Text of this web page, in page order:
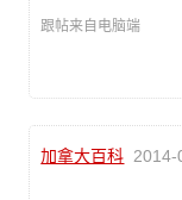
跟帖来自电脑端
加拿大百科 2014-